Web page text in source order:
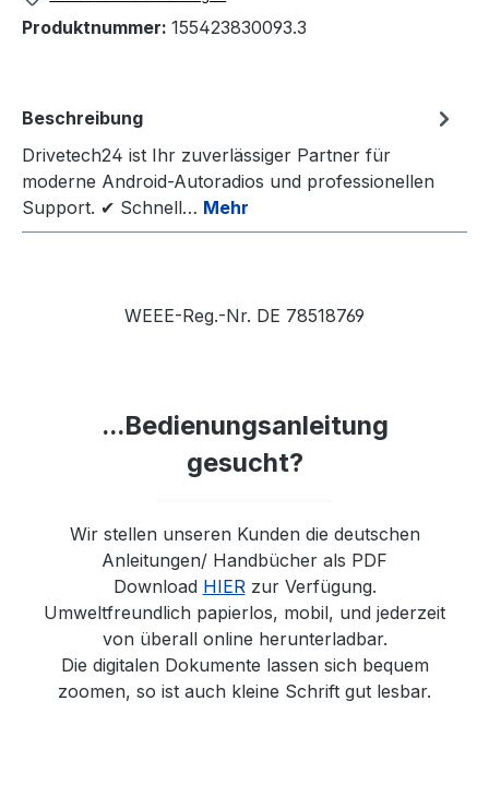
Produktnummer: 155423830093.3
Beschreibung
Drivetech24 ist Ihr zuverlässiger Partner für
moderne Android-Autoradios und professionellen
Support. ✔ Schnell… Mehr
WEEE-Reg.-Nr. DE 78518769
...Bedienungsanleitung
gesucht?
Wir stellen unseren Kunden die deutschen
Anleitungen/ Handbücher als PDF
Download HIER zur Verfügung.
Umweltfreundlich papierlos, mobil, und jederzeit
von überall online herunterladbar.
Die digitalen Dokumente lassen sich bequem
zoomen, so ist auch kleine Schrift gut lesbar.